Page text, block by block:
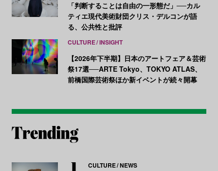
「判断することは自由の一形態だ」──カル
ティエ現代美術財団クリス・デルコンが語
る、公共性と批評
CULTURE INSIGHT
【2026年下半期】日本のアートフェア＆芸術
祭17選──ARTE Tokyo、TOKYO ATLAS、
前橋国際芸術祭ほか新イベントが続々開幕
CULTURE NEWS